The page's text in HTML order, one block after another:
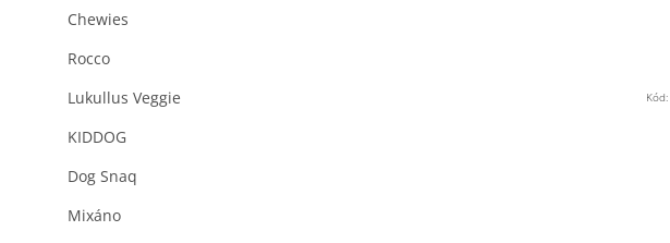
Chewies
Rocco
Lukullus Veggie
KIDDOG
Dog Snaq
Mixáno
Kód: